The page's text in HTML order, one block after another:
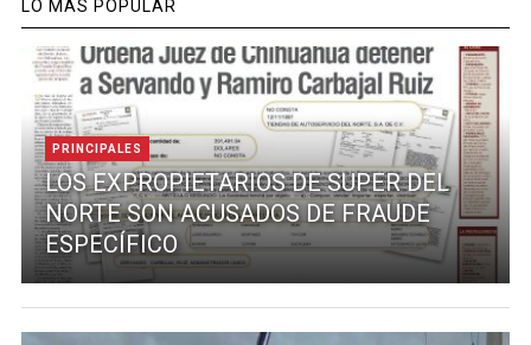
LO MÁS POPULAR
PRINCIPALES
LOS EXPROPIETARIOS DE SUPER DEL
NORTE SON ACUSADOS DE FRAUDE
ESPECÍFICO